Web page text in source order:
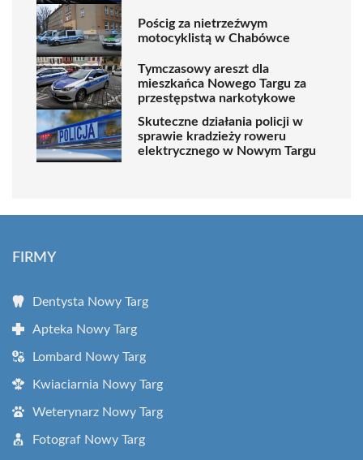
Pościg za nietrzeźwym
motocyklistą w Chabówce
Tymczasowy areszt dla
mieszkańca Nowego Targu za
przestępstwa narkotykowe
Skuteczne działania policji w
sprawie kradzieży roweru
elektrycznego w Nowym Targu
FIRMY
Dentysta Nowy Targ
Apteka Nowy Targ
Lombard Nowy Targ
Kwiaciarnia Nowy Targ
Weterynarz Nowy Targ
Fotograf Nowy Targ